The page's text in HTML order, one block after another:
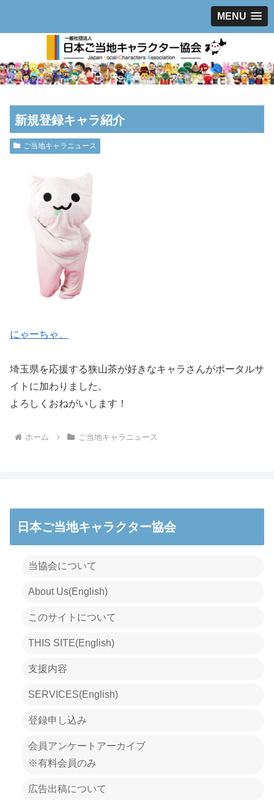
MENU
新規登録キャラ紹介
ご当地キャラニュース
にゃーちゃ、
埼玉県を応援する狭山茶が好きなキャラさんがポータルサ
イトに加わりました。
よろしくおねがいします！
ホーム ご当地キャラニュース
日本ご当地キャラクター協会
当協会について
About Us(English)
このサイトについて
THIS SITE(English)
支援内容
SERVICES(English)
登録申し込み
会員アンケートアーカイブ
※有料会員のみ
広告出稿について